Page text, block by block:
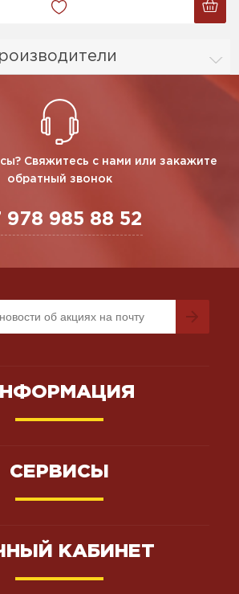
Свяжитесь с нами или закажите
обратный звонок
978 985 88 52
СЕРВИСЫ
КАБИНЕТ